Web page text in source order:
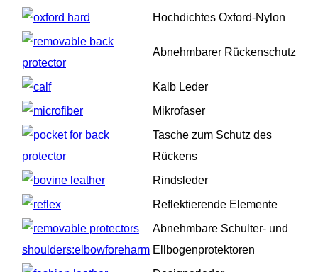
Hochdichtes Oxford-Nylon
Abnehmbarer Rückenschutz
Kalb Leder
Mikrofaser
Tasche zum Schutz des
Rückens
Rindsleder
Reflektierende Elemente
Abnehmbare Schulter- und
Ellbogenprotektoren